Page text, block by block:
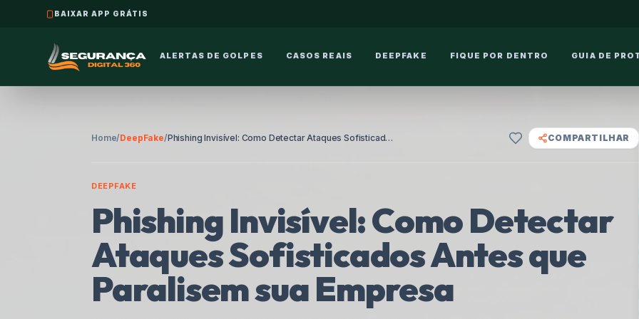
DETECTOR DE GOLPES
ALERTAS DE GOLPES CASOS REAIS DEEPFAKE FIQUE POR DENTRO GUIA DE
Home/DeepFake/ Phishing Invisível: Como Detectar Ataques Sofisticados Antes que Paralisem sua Empresa COMPARTILHAR
DEEPFAKE
Phishing Invisível: Como Detectar
Ataques Sofisticados Antes que
Paralisem sua Empresa